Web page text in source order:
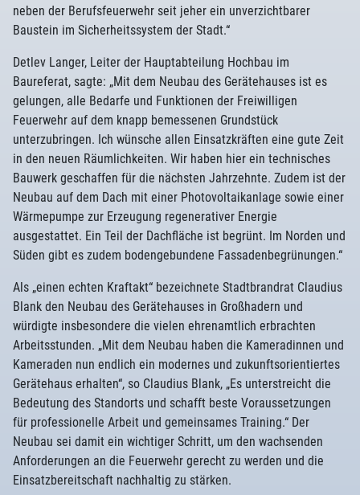
neben der Berufsfeuerwehr seit jeher ein unverzichtbarer
Baustein im Sicherheitssystem der Stadt.“
Detlev Langer, Leiter der Hauptabteilung Hochbau im
Baureferat, sagte: „Mit dem Neubau des Gerätehauses ist es
gelungen, alle Bedarfe und Funktionen der Freiwilligen
Feuerwehr auf dem knapp bemessenen Grundstück
unterzubringen. Ich wünsche allen Einsatzkräften eine gute Zeit
in den neuen Räumlichkeiten. Wir haben hier ein technisches
Bauwerk geschaffen für die nächsten Jahrzehnte. Zudem ist der
Neubau auf dem Dach mit einer Photovoltaikanlage sowie einer
Wärmepumpe zur Erzeugung regenerativer Energie
ausgestattet. Ein Teil der Dachfläche ist begrünt. Im Norden und
Süden gibt es zudem bodengebundene Fassadenbegrünungen.“
Als „einen echten Kraftakt“ bezeichnete Stadtbrandrat Claudius
Blank den Neubau des Gerätehauses in Großhadern und
würdigte insbesondere die vielen ehrenamtlich erbrachten
Arbeitsstunden. „Mit dem Neubau haben die Kameradinnen und
Kameraden nun endlich ein modernes und zukunftsorientiertes
Gerätehaus erhalten“, so Claudius Blank, „Es unterstreicht die
Bedeutung des Standorts und schafft beste Voraussetzungen
für professionelle Arbeit und gemeinsames Training.“ Der
Neubau sei damit ein wichtiger Schritt, um den wachsenden
Anforderungen an die Feuerwehr gerecht zu werden und die
Einsatzbereitschaft nachhaltig zu stärken.